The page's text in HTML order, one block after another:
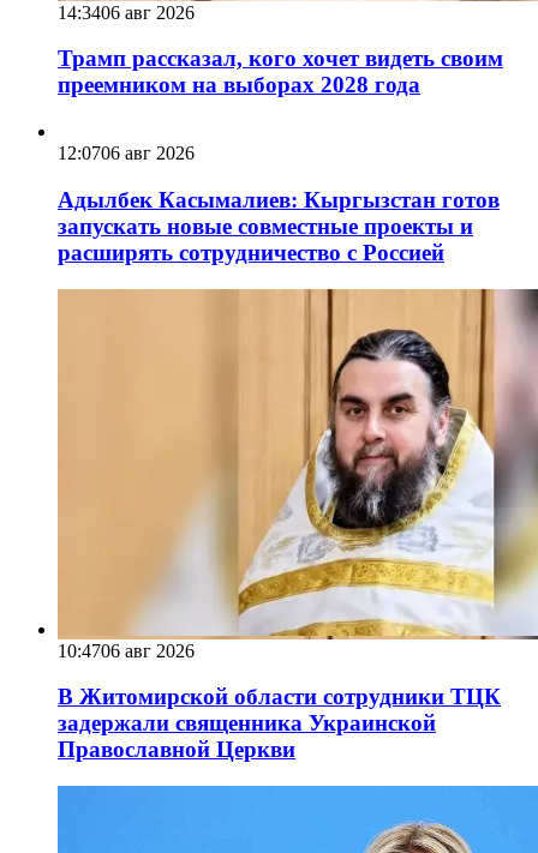
14:3406 авг 2026
Трамп рассказал, кого хочет видеть своим
преемником на выборах 2028 года
12:0706 авг 2026
Адылбек Касымалиев: Кыргызстан готов
запускать новые совместные проекты и
расширять сотрудничество с Россией
10:4706 авг 2026
В Житомирской области сотрудники ТЦК
задержали священника Украинской
Православной Церкви